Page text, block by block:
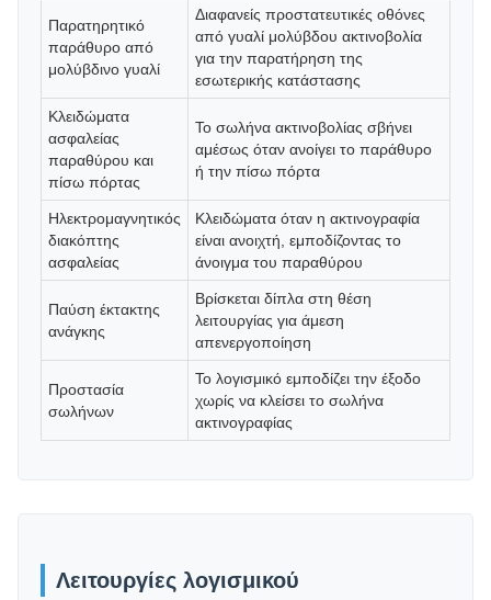
Παρατηρητικό
παράθυρο από
μολύβδινο γυαλί
Διαφανείς προστατευτικές οθόνες
από γυαλί μολύβδου ακτινοβολία
για την παρατήρηση της
εσωτερικής κατάστασης
Κλειδώματα
ασφαλείας
παραθύρου και
πίσω πόρτας
Το σωλήνα ακτινοβολίας σβήνει
αμέσως όταν ανοίγει το παράθυρο
ή την πίσω πόρτα
Ηλεκτρομαγνητικός
διακόπτης
ασφαλείας
Κλειδώματα όταν η ακτινογραφία
είναι ανοιχτή, εμποδίζοντας το
άνοιγμα του παραθύρου
Παύση έκτακτης
ανάγκης
Βρίσκεται δίπλα στη θέση
λειτουργίας για άμεση
απενεργοποίηση
Προστασία
σωλήνων
Το λογισμικό εμποδίζει την έξοδο
χωρίς να κλείσει το σωλήνα
ακτινογραφίας
Λειτουργίες λογισμικού